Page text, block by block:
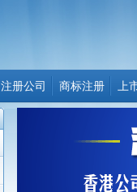
注册公司 商标注册 上